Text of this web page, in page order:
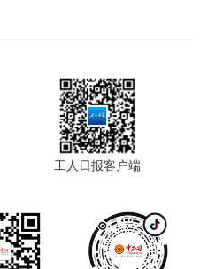
工人日报客户端